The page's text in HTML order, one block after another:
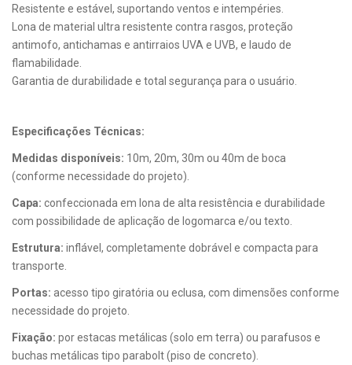
Resistente e estável, suportando ventos e intempéries.
Lona de material ultra resistente contra rasgos, proteção
antimofo, antichamas e antirraios UVA e UVB, e laudo de
flamabilidade.
Garantia de durabilidade e total segurança para o usuário.
Especificações Técnicas:
Medidas disponíveis: 10m, 20m, 30m ou 40m de boca
(conforme necessidade do projeto).
Capa: confeccionada em lona de alta resistência e durabilidade
com possibilidade de aplicação de logomarca e/ou texto.
Estrutura: inflável, completamente dobrável e compacta para
transporte.
Portas: acesso tipo giratória ou eclusa, com dimensões conforme
necessidade do projeto.
Fixação: por estacas metálicas (solo em terra) ou parafusos e
buchas metálicas tipo parabolt (piso de concreto).